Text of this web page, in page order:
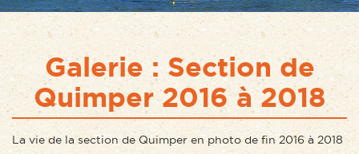
Galerie : Section de
Quimper 2016 à 2018
La vie de la section de Quimper en photo de fin 2016 à 2018